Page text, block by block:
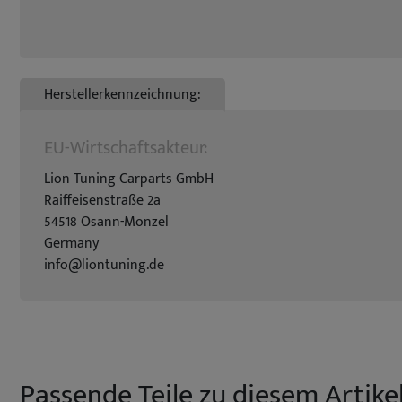
Herstellerkennzeichnung:
EU-Wirtschaftsakteur:
Lion Tuning Carparts GmbH
Raiffeisenstraße 2a
54518 Osann-Monzel
Germany
info@liontuning.de